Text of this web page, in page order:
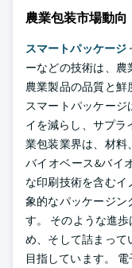
農業包装市場動向
スマートパッケージ
ーなどの技術は、農
農業製品の品質と鮮
スマートパッケー
イを減らし、サプラ
業包装業界は、材料
バイオベース&バイ
な印刷技術を含む
象的なパッケージン
す。 そのような進
め、そして詰まって
目指しています。